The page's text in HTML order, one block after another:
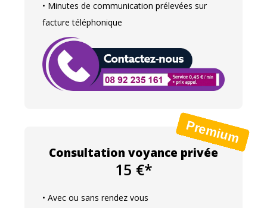
• Minutes de communication prélevées sur
facture téléphonique
Consultation voyance privée
15 €*
• Avec ou sans rendez vous